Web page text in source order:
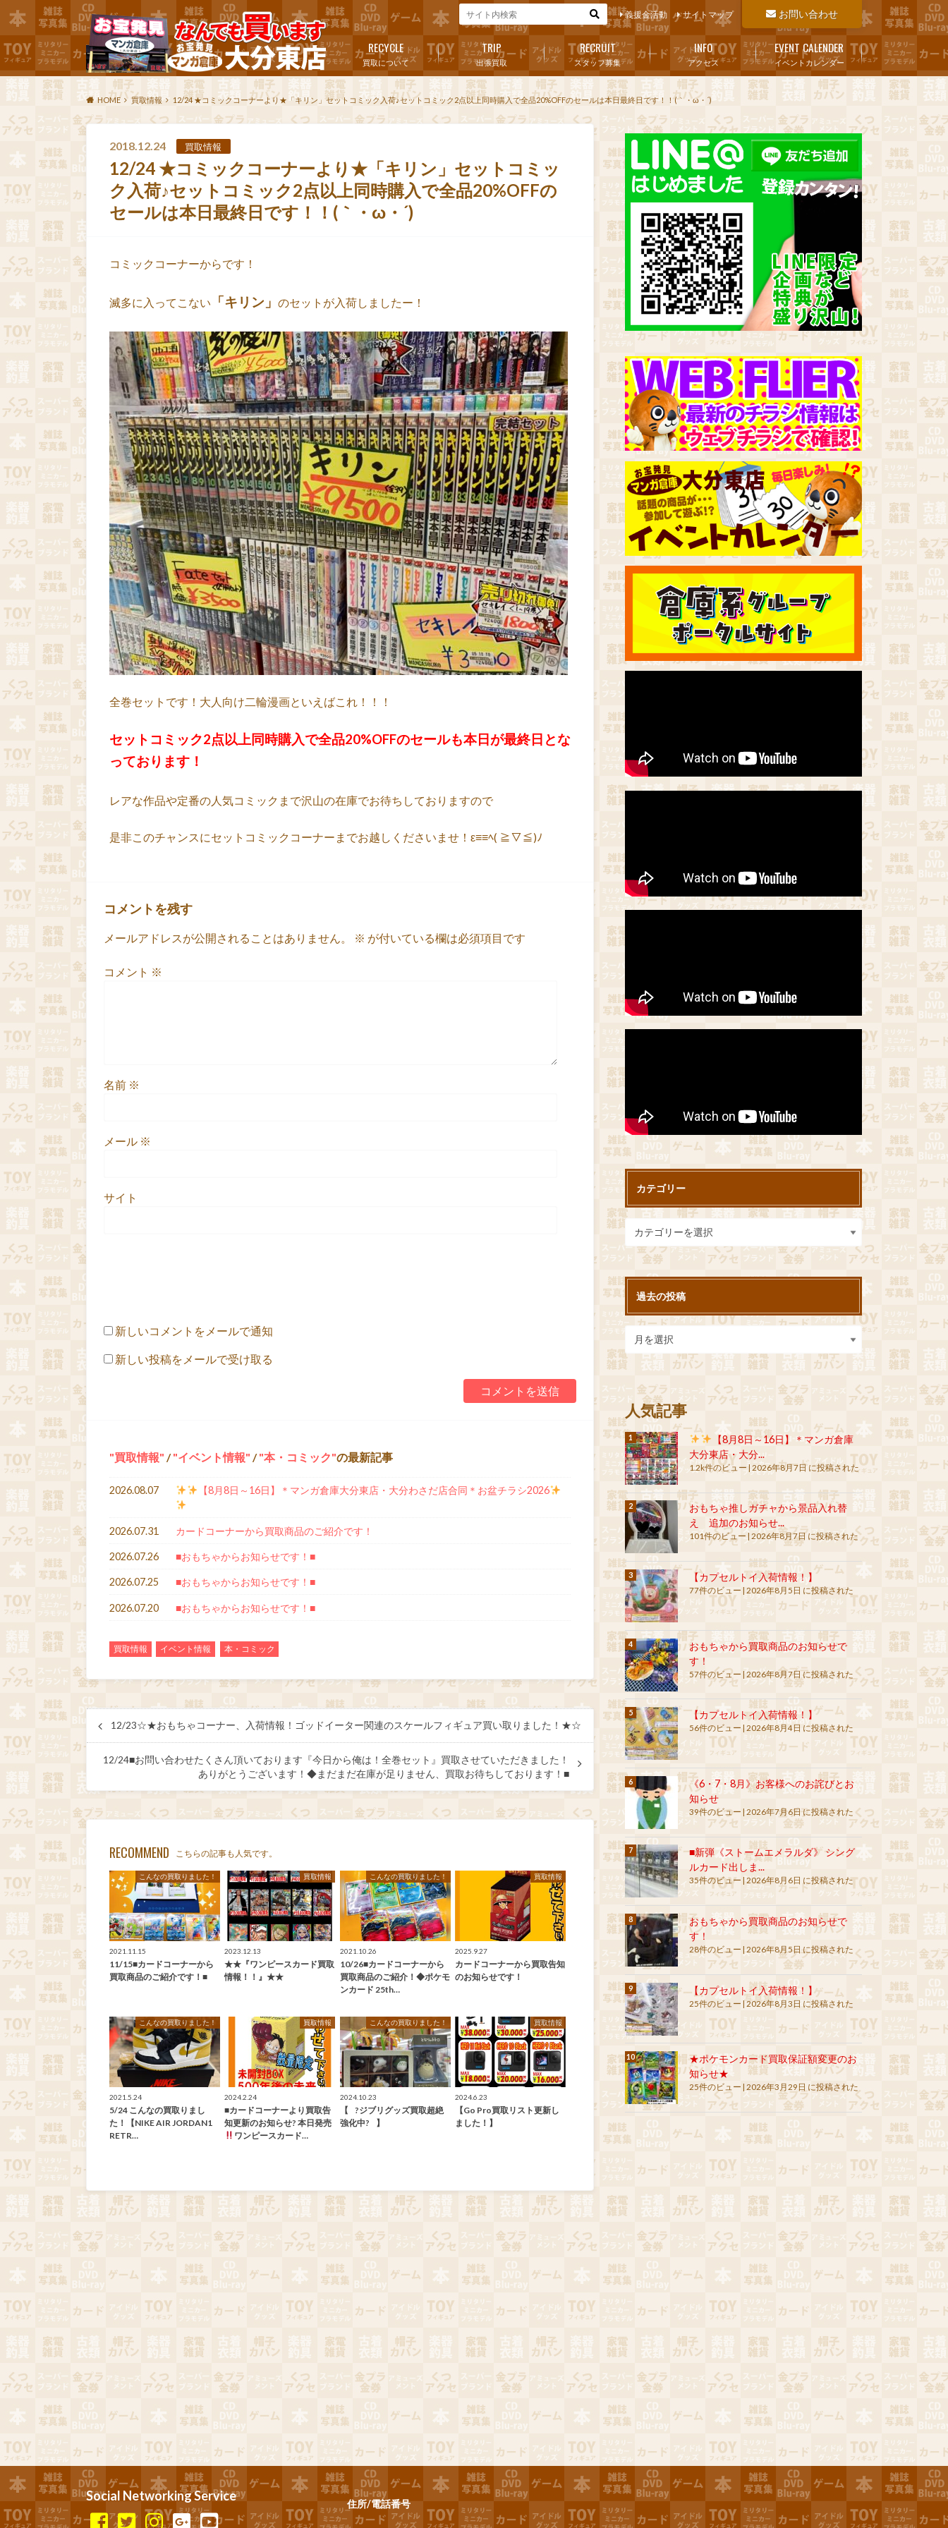
お問い合わせ
義援金活動 サイトマップ
買取について
RECYCLE
出張買取
TRIP
スタッフ募集
RECRUIT
アクセス
INFO
イベントカレンダー
EVENT CALENDER
HOME 買取情報 12/24 ★コミックコーナーより★「キリン」セットコミック入荷♪セットコミック2点以上同時購入で全品20%OFFのセールは本日最終日です！！(｀・ω・´)ゞ
2018.12.24 買取情報
12/24 ★コミックコーナーより★「キリン」セットコミッ
ク入荷♪セットコミック2点以上同時購入で全品20%OFFの
セールは本日最終日です！！(｀・ω・´)ゞ
コミックコーナーからです！
滅多に入ってこない 「キリン」 のセットが入荷しましたー！
全巻セットです！大人向け二輪漫画といえばこれ！！！
セットコミック2点以上同時購入で全品20%OFFのセールも本日が最終日とな
っております！
レアな作品や定番の人気コミックまで沢山の在庫でお待ちしておりますので
是非このチャンスにセットコミックコーナーまでお越しくださいませ！ε≡≡ﾍ( ≧▽≦)ﾉ
コメントを残す
メールアドレスが公開されることはありません。 ※ が付いている欄は必須項目です
コメント ※
名前 ※
メール ※
サイト
新しいコメントをメールで通知
新しい投稿をメールで受け取る
買取情報 / イベント情報 / 本・コミック の最新記事
2026.08.07 【8月8日～16日】＊マンガ倉庫大分東店・大分わさだ店合同＊お盆チラシ2026
2026.07.31 カードコーナーから買取商品のご紹介です！
2026.07.26 ■おもちゃからお知らせです！■
2026.07.25 ■おもちゃからお知らせです！■
2026.07.20 ■おもちゃからお知らせです！■
買取情報 イベント情報 本・コミック
12/23☆★おもちゃコーナー、入荷情報！ゴッドイーター関連のスケールフィギュア買い取りました！★☆
12/24■お問い合わせたくさん頂いております『今日から俺は！全巻セット』買取させていただきました！
ありがとうございます！◆まだまだ在庫が足りません、買取お待ちしております！■
RECOMMEND こちらの記事も人気です。
こんなの買取りました！
2021.11.15
11/15■カードコーナーから
買取商品のご紹介です！■
買取情報
2023.12.13
★★『ワンピースカード買取
情報！！』★★
こんなの買取りました！
2021.10.26
10/26■カードコーナーから
買取商品のご紹介！◆ポケモ
ンカード 25th…
買取情報
2025.9.27
カードコーナーから買取告知
のお知らせです！
こんなの買取りました！
2021.5.24
5/24 こんなの買取りまし
た！【NIKE AIR JORDAN1
RETR…
買取情報
2024.2.24
■カードコーナーより買取告
知更新のお知らせ? 本日発売
ワンピースカード…
こんなの買取りました！
2024.10.23
【⠀?ジブリグッズ買取超絶
強化中?⠀】
買取情報
2024.6.23
【Go Pro買取リスト更新し
ました！】
カテゴリー
過去の投稿
人気記事
【8月8日～16日】＊マンガ倉庫
大分東店・大分...
1.2k件のビュー | 2026年8月7日 に投稿された
おもちゃ推しガチャから景品入れ替
え 追加のお知らせ...
101件のビュー 2026年8月7日 に投稿された
【カプセルトイ入荷情報！】
77件のビュー | 2026年8月5日 に投稿された
おもちゃから買取商品のお知らせで
す！
57件のビュー |2026年8月7日 に投稿された
【カプセルトイ入荷情報！】
56件のビュー 2026年8月4日 に投稿された
《6・7・8月》お客様へのお詫びとお
知らせ
39件のビュー |2026年7月6日 に投稿された
■新弾《ストームエメラルダ》 シング
ルカード出しま...
35件のビュー 2026年8月6日 に投稿された
おもちゃから買取商品のお知らせで
す！
28件のビュー |2026年8月5日 に投稿された
【カプセルトイ入荷情報！】
25件のビュー |2026年8月3日 に投稿された
★ポケモンカード買取保証額変更のお
知らせ★
25件のビュー 2026年3月29日 に投稿された
Social Networking Service
住所/電話番号